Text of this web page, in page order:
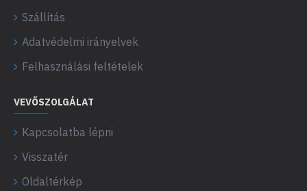
Szállítás
Adatvédelmi irányelvek
Felhasználási feltételek
VEVŐSZOLGÁLAT
Kapcsolatba lépni
Visszatér
Oldaltérkép